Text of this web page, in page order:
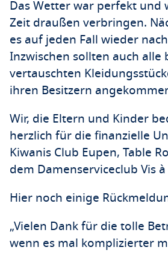
Das Wetter war perfekt und
Zeit draußen verbringen.
es auf jeden Fall wieder
Inzwischen sollten auch alle
vertauschten
ihren Besitzern
Wir, die Eltern und Kinder
herzlich für die finanzielle
Kiwanis Club Eupen, Table
dem Damenserviceclub Vis à
Hier noch einige
„Vielen Dank für die tolle
wenn es mal komplizierter